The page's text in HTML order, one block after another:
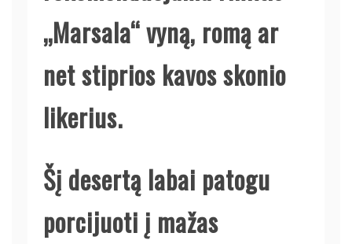
„Marsala“ vyną, romą ar
net stiprios kavos skonio
likerius.
Šį desertą labai patogu
porcijuoti į mažas